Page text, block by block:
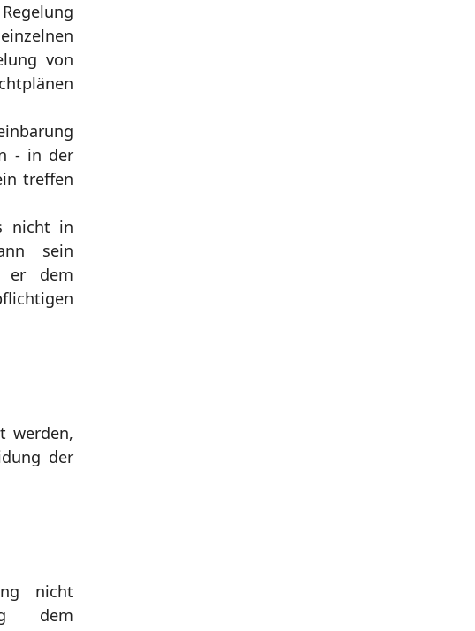
von
- in der
treffen
nicht in
sein
er dem
werden,
der
nicht
dem